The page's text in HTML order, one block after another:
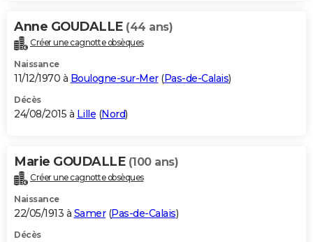
Anne GOUDALLE (44 ans)
Créer une cagnotte obsèques
Naissance
11/12/1970 à Boulogne-sur-Mer(Pas-de-Calais)
Décès
24/08/2015 à Lille (Nord)
Marie GOUDALLE (100 ans)
Créer une cagnotte obsèques
Naissance
22/05/1913 à Samer(Pas-de-Calais)
Décès